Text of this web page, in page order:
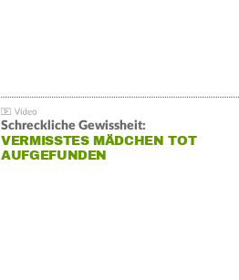
Schreckliche Gewissheit:
VERMISSTES MÄDCHEN TOT
AUFGEFUNDEN